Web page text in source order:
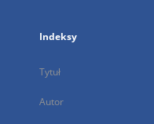
Indeksy
Tytuł
Autor